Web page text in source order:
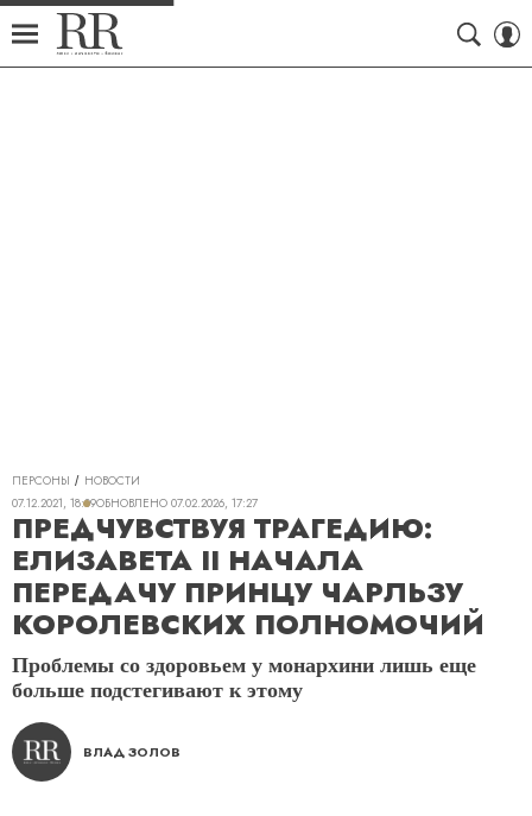
ПЕРСОНЫ
НОВОСТИ
07.12.2021, 18:09ОБНОВЛЕНО 07.02.2026, 17:27
ПРЕДЧУВСТВУЯ ТРАГЕДИЮ:
ЕЛИЗАВЕТА II НАЧАЛА
ПЕРЕДАЧУ ПРИНЦУ ЧАРЛЬЗУ
КОРОЛЕВСКИХ ПОЛНОМОЧИЙ
Проблемы со здоровьем у монархини лишь еще
больше подстегивают к этому
ВЛАД ЗОЛОВ